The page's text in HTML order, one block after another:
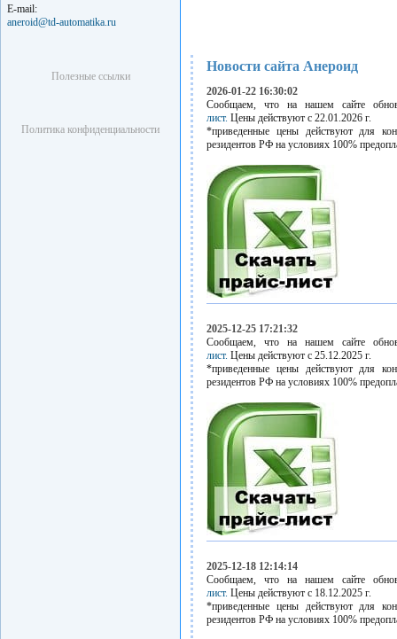
Новости сайта Анероид
2026-01-22 16:30:02
Сообщаем, что на нашем сайте
лист. Цены действуют с 22.01.2026 г.
*приведенные цены действуют для
резидентов РФ на условиях 100%
2025-12-25 17:21:32
Сообщаем, что на нашем сайте
лист. Цены действуют с 25.12.2025 г.
*приведенные цены действуют для
резидентов РФ на условиях 100%
2025-12-18 12:14:14
Сообщаем, что на нашем сайте
лист. Цены действуют с 18.12.2025 г.
*приведенные цены действуют для
резидентов РФ на условиях 100%
E-mail:
aneroid@td-automatika.ru
Полезные ссылки
Политика конфиденциальности